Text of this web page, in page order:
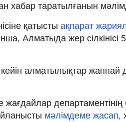
хабар таратылғанын
қатысты ақпарат
Алматыда жер сілкінісі
алматылықтар жаппай
департаментінің
мәлімдеме жасап,